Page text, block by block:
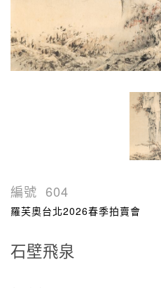
編號 604
羅芙奧台北2026春季拍賣會
石壁飛泉